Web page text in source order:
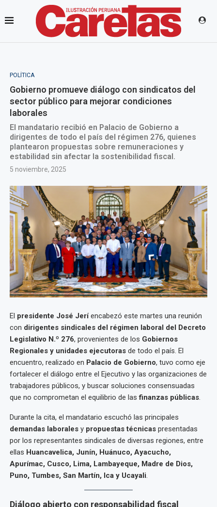
POLÍTICA
Gobierno promueve diálogo con sindicatos del
sector público para mejorar condiciones
laborales
El mandatario recibió en Palacio de Gobierno a
dirigentes de todo el país del régimen 276, quienes
plantearon propuestas sobre remuneraciones y
estabilidad sin afectar la sostenibilidad fiscal.
5 noviembre, 2025
El presidente José Jeríencabezó este martes una reunión
con dirigentes sindicales del régimen laboral del Decreto
Legislativo N.º 276, provenientes de los Gobiernos
Regionales y unidades ejecutoras de todo el país. El
encuentro, realizado en Palacio de Gobierno, tuvo como eje
fortalecer el diálogo entre el Ejecutivo y las organizaciones de
trabajadores públicos, y buscar soluciones consensuadas
que no comprometan el equilibrio de lasfinanzas públicas.
Durante la cita, el mandatario escuchó las principales
demandas laborales y propuestas técnicas presentadas
por los representantes sindicales de diversas regiones, entre
ellas Huancavelica, Junín, Huánuco, Ayacucho,
Apurímac, Cusco, Lima, Lambayeque, Madre de Dios,
Puno, Tumbes, San Martín, Ica y Ucayali.
Diálogo abierto con responsabilidad fiscal